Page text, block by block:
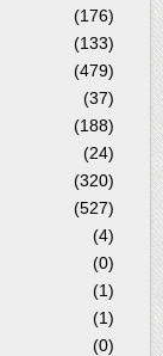
(176)
(133)
(479)
(37)
(188)
(24)
(320)
(527)
(4)
(0)
(1)
(1)
(0)